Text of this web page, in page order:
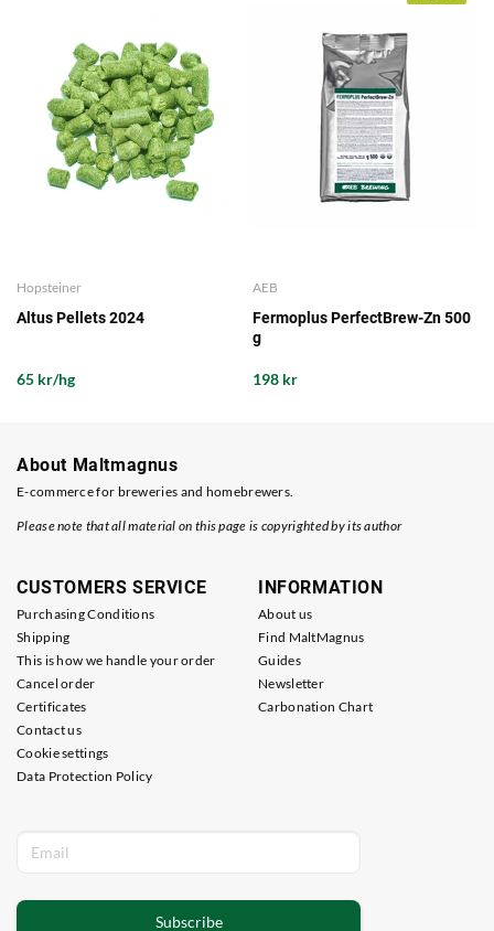
Hopsteiner
Altus Pellets 2024
65 kr/hg
AEB
Fermoplus PerfectBrew-Zn 500
g
198 kr
About Maltmagnus
E-commerce for breweries and homebrewers.
Please note that all material on this page is copyrighted by its author
CUSTOMERS SERVICE
Purchasing Conditions
Shipping
This is how we handle your order
Cancel order
Certificates
Contact us
Cookie settings
Data Protection Policy
INFORMATION
About us
Find MaltMagnus
Guides
Newsletter
Carbonation Chart
Subscribe